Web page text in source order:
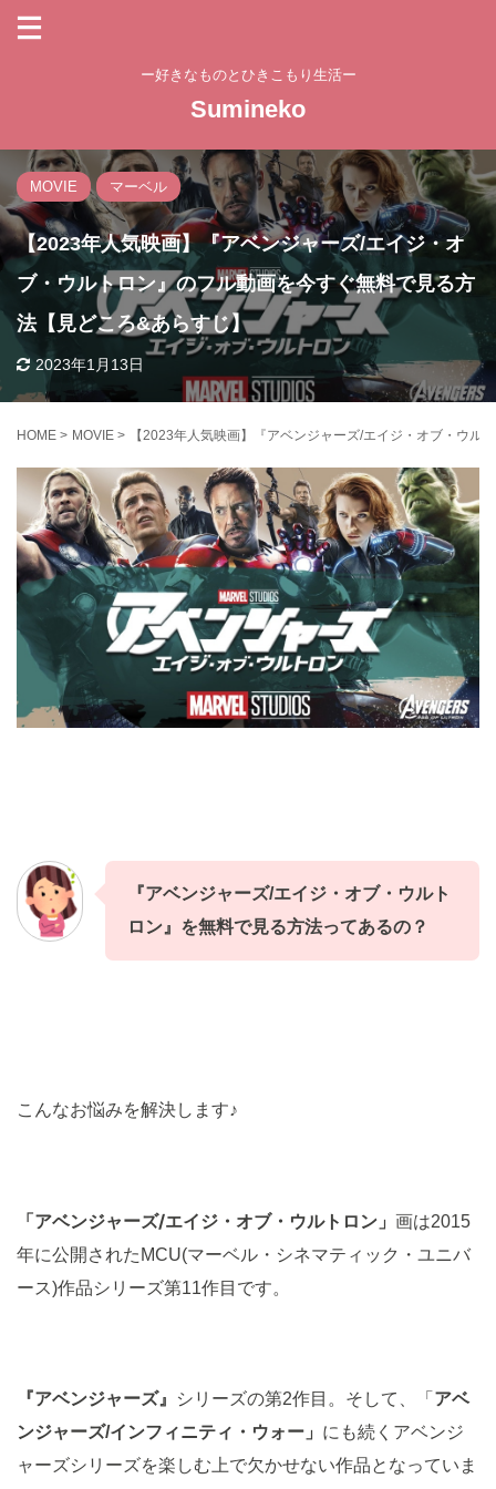
ー好きなものとひきこもり生活ー
Sumineko
MOVIE マーベル
【2023年人気映画】『アベンジャーズ/エイジ・オ
ブ・ウルトロン』のフル動画を今すぐ無料で見る方
法【見どころ&あらすじ】
2023年1月13日
HOME > MOVIE > 【2023年人気映画】『アベンジャーズ/エイジ・オブ・ウ
『アベンジャーズ/エイジ・オブ・ウルト
ロン』 を無料で見る方法ってあるの？
こんなお悩みを解決します♪
「アベンジャーズ/エイジ・オブ・ウルトロン」 画は2015
年に公開されたMCU(マーベル・シネマティック・ユニバ
ース)作品シリーズ第11作目です。
『アベンジャーズ』 シリーズの第2作目。そして、「 アベ
ンジャーズ/インフィニティ・ウォー」 にも続くアベンジ
ャーズシリーズを楽しむ上で欠かせない作品となっていま